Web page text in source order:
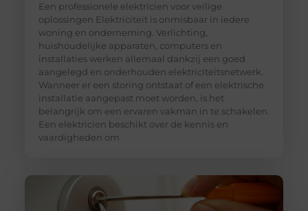
Een professionele elektricien voor veilige
oplossingen Elektriciteit is onmisbaar in iedere
woning en onderneming. Verlichting,
huishoudelijke apparaten, computers en
installaties werken allemaal dankzij een goed
aangelegd en onderhouden elektriciteitsnetwerk.
Wanneer er een storing ontstaat of een elektrische
installatie aangepast moet worden, is het
belangrijk om een ervaren vakman in te schakelen.
Een elektricien beschikt over de kennis en
vaardigheden om